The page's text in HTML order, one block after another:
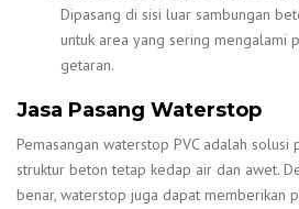
Dipasang di sisi luar sambungan
untuk area yang sering mengalami
getaran.
Jasa Pasang Waterstop
Pemasangan waterstop PVC adalah solusi
struktur beton tetap kedap air dan awet.
benar, waterstop juga dapat memberikan